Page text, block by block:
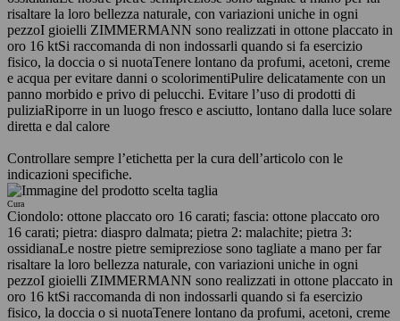
risaltare la loro bellezza naturale, con variazioni uniche in ogni
pezzoI gioielli ZIMMERMANN sono realizzati in ottone placcato in
oro 16 ktSi raccomanda di non indossarli quando si fa esercizio
fisico, la doccia o si nuotaTenere lontano da profumi, acetoni, creme
e acqua per evitare danni o scolorimentiPulire delicatamente con un
panno morbido e privo di pelucchi. Evitare l’uso di prodotti di
puliziaRiporre in un luogo fresco e asciutto, lontano dalla luce solare
diretta e dal calore
Controllare sempre l’etichetta per la cura dell’articolo con le
indicazioni specifiche.
Cura
Ciondolo: ottone placcato oro 16 carati; fascia: ottone placcato oro
16 carati; pietra: diaspro dalmata; pietra 2: malachite; pietra 3:
ossidianaLe nostre pietre semipreziose sono tagliate a mano per far
risaltare la loro bellezza naturale, con variazioni uniche in ogni
pezzoI gioielli ZIMMERMANN sono realizzati in ottone placcato in
oro 16 ktSi raccomanda di non indossarli quando si fa esercizio
fisico, la doccia o si nuotaTenere lontano da profumi, acetoni, creme